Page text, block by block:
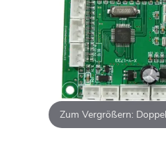
Zum Vergrößern: